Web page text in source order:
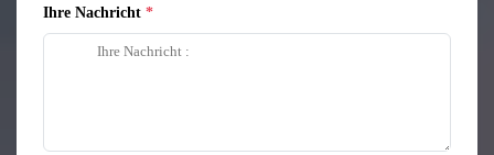
Ihre Nachricht